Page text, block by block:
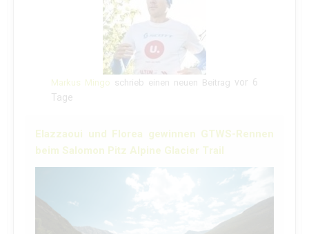
Markus Mingo schrieb einen neuen Beitrag vor 6
Tage
Elazzaoui und Florea gewinnen GTWS-Rennen
beim Salomon Pitz Alpine Glacier Trail